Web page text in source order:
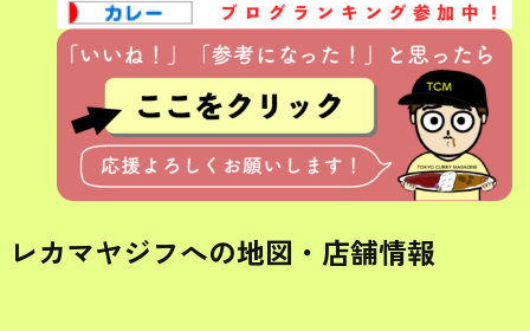
レカマヤジフへの地図・店舗情報